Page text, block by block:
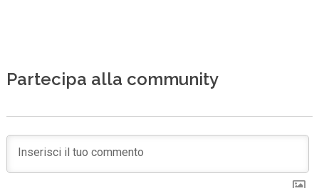
Partecipa alla community